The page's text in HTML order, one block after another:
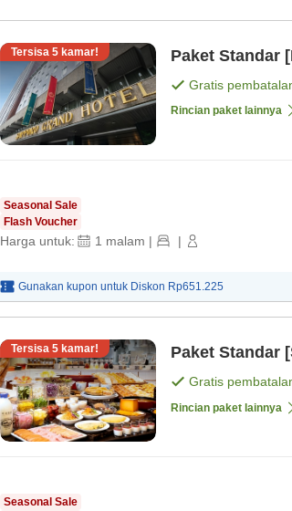
Tersisa 5 kamar! Paket Standar
Gratis
Rincian paket lainnya
Seasonal Sale
Flash Voucher
Harga untuk: 1 malam | |
Gunakan kupon untuk Diskon Rp651.225
Tersisa 5 kamar! Paket Standar
Gratis
Rincian paket lainnya
Seasonal Sale